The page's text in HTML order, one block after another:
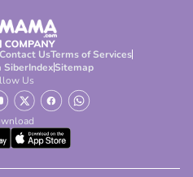
Contact UsTerms of Services
SiberIndexSitemap
Us